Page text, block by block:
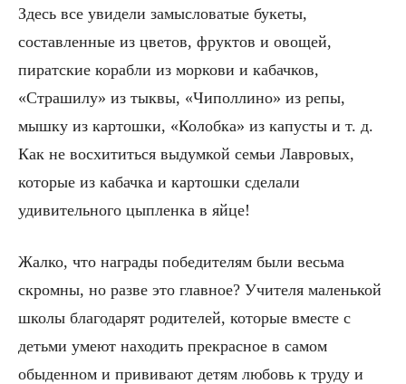
Здесь все увидели замысловатые букеты,
составленные из цветов, фруктов и овощей,
пиратские корабли из моркови и кабачков,
«Страшилу» из тыквы, «Чиполлино» из репы,
мышку из картошки, «Колобка» из капусты и т. д.
Как не восхититься выдумкой семьи Лавровых,
которые из кабачка и картошки сделали
удивительного цыпленка в яйце!
Жалко, что награды победителям были весьма
скромны, но разве это главное? Учителя маленькой
школы благодарят родителей, которые вместе с
детьми умеют находить прекрасное в самом
обыденном и прививают детям любовь к труду и